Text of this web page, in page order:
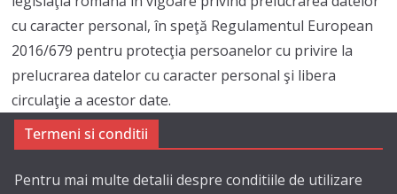
cu caracter personal, în speţă Regulamentul European
2016/679 pentru protecţia persoanelor cu privire la
prelucrarea datelor cu caracter personal şi libera
circulaţie a acestor date.
Termeni si conditii
Pentru mai multe detalii despre conditiile de utilizare